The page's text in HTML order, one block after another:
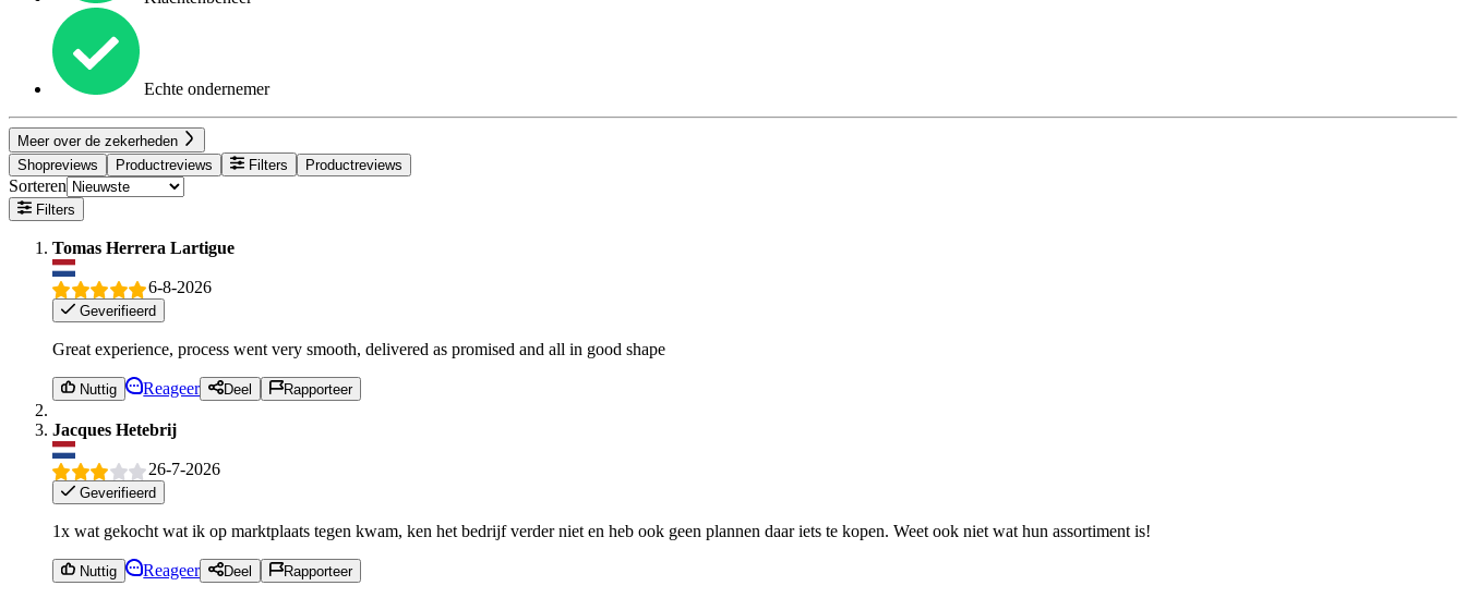
Echte ondernemer
Meer over de zekerheden
Shopreviews
Productreviews Filters Productreviews
Sorteren
Filters
Tomas Herrera Lartigue
6-8-2026
Geverifieerd
Great experience, process went very smooth, delivered as promised and all in good shape
Nuttig Reageer Deel Rapporteer
Jacques Hetebrij
26-7-2026
Geverifieerd
1x wat gekocht wat ik op marktplaats tegen kwam, ken het bedrijf verder niet en heb ook geen plannen daar iets te kopen. Weet ook niet wat hun assortiment is!
Nuttig Reageer Deel Rapporteer